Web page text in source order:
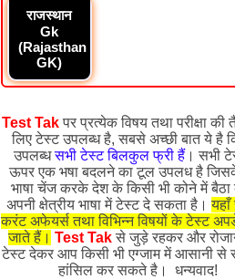
राजस्थान
Gk
(Rajasthan
GK)
Test Takपर प्रत्येक विषय तथा परीक्षा की
लिए टेस्ट उपलब्ध है, सबसे अच्छी बात ये है
उपलब्धसभी टेस्ट बिलकुल फ्री हैं। सभी
ऊपर एक भषा बदलने का टूल उपलध है जिसके
भाषा चेंज करके देश के किसी भी कोने में बैठा
अपनी क्षेत्रीय भाषा में टेस्ट दे सकता है।यहाँ
करंट अफेयर्स तथा विभिन्न विषयों के टेस्ट
जाते हैं। Test Takसे जुड़े रहकर और
टेस्ट देकर आप किसी भी एग्जाम में आसानी से
हांसिल कर सकते है। धन्यवाद!